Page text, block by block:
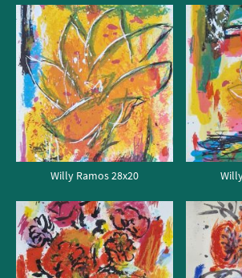
Willy Ramos 28x20